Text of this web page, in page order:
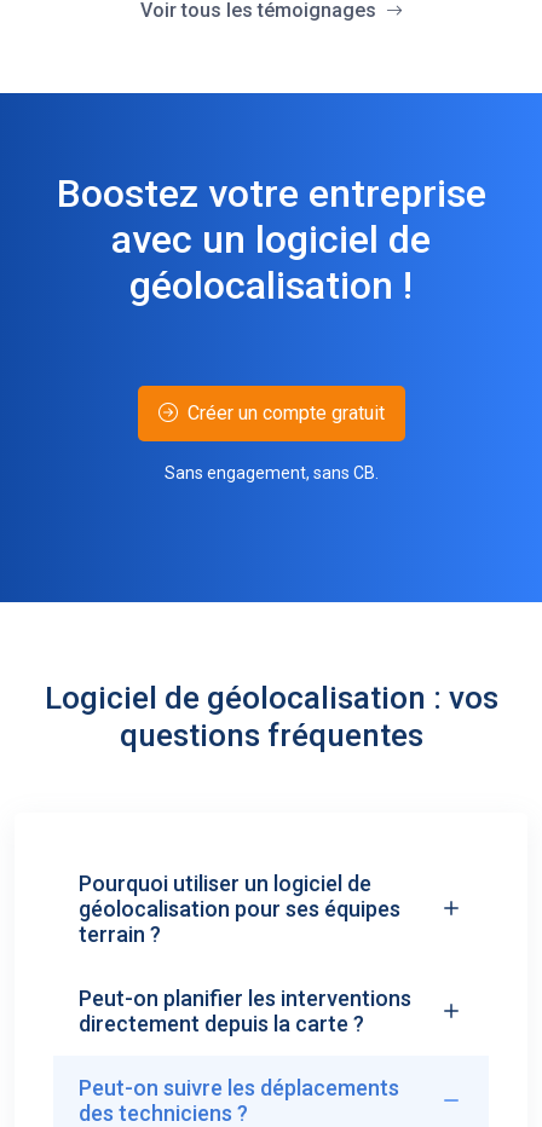
Voir tous les témoignages
Boostez votre entreprise
avec un logiciel de
géolocalisation !
Créer un compte gratuit
Sans engagement, sans CB.
Logiciel de géolocalisation : vos
questions fréquentes
Pourquoi utiliser un logiciel de
géolocalisation pour ses équipes
terrain ?
Peut-on planifier les interventions
directement depuis la carte ?
Peut-on suivre les déplacements
des techniciens ?